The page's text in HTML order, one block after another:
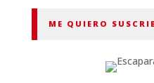
ME QUIERO